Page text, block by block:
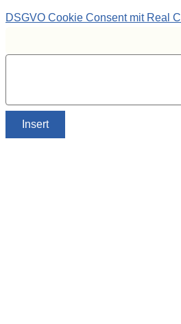
DSGVO Cookie Consent mit Real
Insert